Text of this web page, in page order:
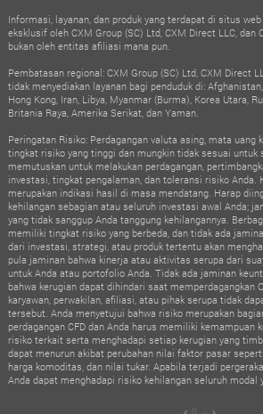
Informasi, layanan, dan produk yang terdapat di situs
eksklusif oleh CXM Group (SC) Ltd, CXM Direct LLC, dan
bukan oleh entitas afiliasi mana pun.
Pembatasan regional: CXM Group (SC) Ltd, CXM Direct
tidak menyediakan layanan bagi penduduk di:
Hong Kong, Iran, Libya, Myanmar (Burma), Korea Utara,
Britania Raya, Amerika Serikat, dan Yaman.
Peringatan Risiko: Perdagangan valuta asing, mata uang
tingkat risiko yang tinggi dan mungkin tidak sesuai untuk
memutuskan untuk melakukan perdagangan,
investasi, tingkat pengalaman, dan toleransi risiko Anda.
merupakan indikasi hasil di masa mendatang. Harap
kehilangan sebagian atau seluruh investasi awal Anda;
yang tidak sanggup Anda tanggung kehilangannya.
memiliki tingkat risiko yang berbeda, dan tidak ada
dari investasi, strategi, atau produk tertentu akan
pula jaminan bahwa kinerja atau aktivitas serupa dari
untuk Anda atau portofolio Anda. Tidak ada jaminan
bahwa kerugian dapat dihindari saat memperdagangkan
karyawan, perwakilan, afiliasi, atau pihak serupa tidak
tersebut. Anda menyetujui bahwa risiko merupakan
perdagangan CFD dan Anda harus memiliki kemampuan
risiko terkait serta menghadapi setiap kerugian yang
dapat menurun akibat perubahan nilai faktor pasar
harga komoditas, dan nilai tukar. Apabila terjadi
Anda dapat menghadapi risiko kehilangan seluruh modal